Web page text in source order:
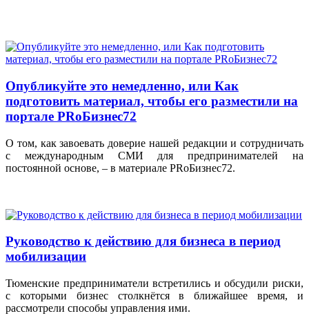
Опубликуйте это немедленно, или Как
подготовить материал, чтобы его разместили на
портале PRоБизнес72
О том, как завоевать доверие нашей редакции и сотрудничать
с международным СМИ для предпринимателей на
постоянной основе, – в материале PRоБизнес72.
Руководство к действию для бизнеса в период
мобилизации
Тюменские предприниматели встретились и обсудили риски,
с которыми бизнес столкнётся в ближайшее время, и
рассмотрели способы управления ими.